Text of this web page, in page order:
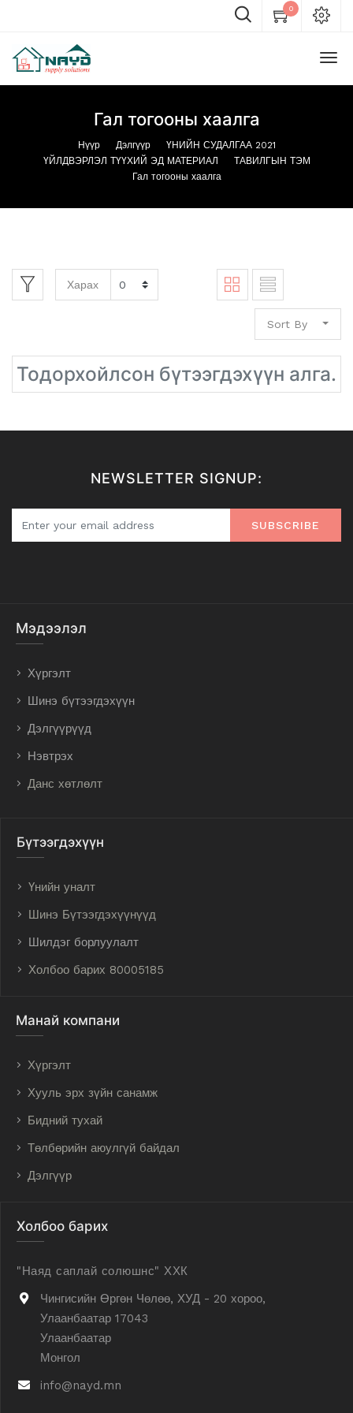
0
Гал тогооны хаалга
Нүүр Дэлгүүр
ҮНИЙН СУДАЛГАА 2021
ҮЙЛДВЭРЛЭЛ ТҮҮХИЙ ЭД МАТЕРИАЛ
ТАВИЛГЫН ТЭМ
Гал тогооны хаалга
Харах
Sort By
Тодорхойлсон бүтээгдэхүүн алга.
NEWSLETTER SIGNUP:
SUBSCRIBE
Мэдээлэл
Хүргэлт
Шинэ бүтээгдэхүүн
Дэлгүүрүүд
Нэвтрэх
Данс хөтлөлт
Бүтээгдэхүүн
Үнийн уналт
Шинэ Бүтээгдэхүүнүүд
Шилдэг борлуулалт
Холбоо барих 80005185
Манай компани
Хүргэлт
Хууль эрх зүйн санамж
Бидний тухай
Төлбөрийн аюулгүй байдал
Дэлгүүр
Холбоо барих
"Наяд саплай солюшнс" ХХК
Чингисийн Өргөн Чөлөө, ХУД - 20 хороо,
Улаанбаатар 17043
Улаанбаатар
Монгол
info@nayd.mn